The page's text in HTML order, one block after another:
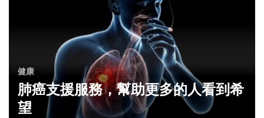
健康
肺癌支援服務，幫助更多的人看到希
望